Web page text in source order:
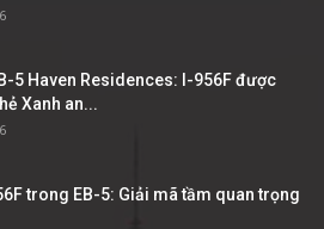
5 Haven Residences: I-956F được
Xanh an...
trong EB-5: Giải mã tầm quan trọng